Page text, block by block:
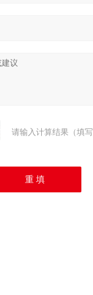
请输入计算结果（填